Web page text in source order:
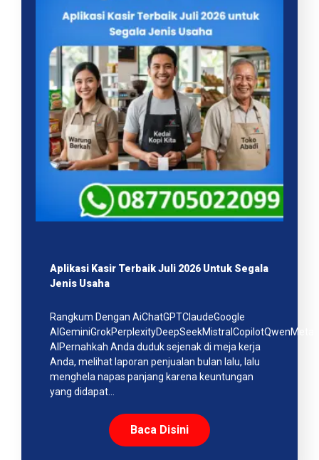
Aplikasi Kasir Terbaik Juli 2026 Untuk Segala
Jenis Usaha
Rangkum Dengan AiChatGPTClaudeGoogle
AIGeminiGrokPerplexityDeepSeekMistralCopilotQwenMeta
AIPernahkah Anda duduk sejenak di meja kerja
Anda, melihat laporan penjualan bulan lalu, lalu
menghela napas panjang karena keuntungan
yang didapat…
Baca Disini